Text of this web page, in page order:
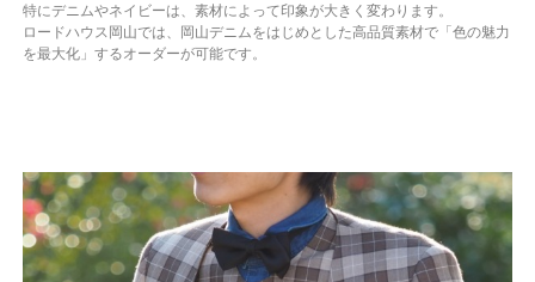
特にデニムやネイビーは、素材によって印象が大きく変わります。
ロードハウス岡山では、岡山デニムをはじめとした高品質素材で「色の魅力
を最大化」するオーダーが可能です。